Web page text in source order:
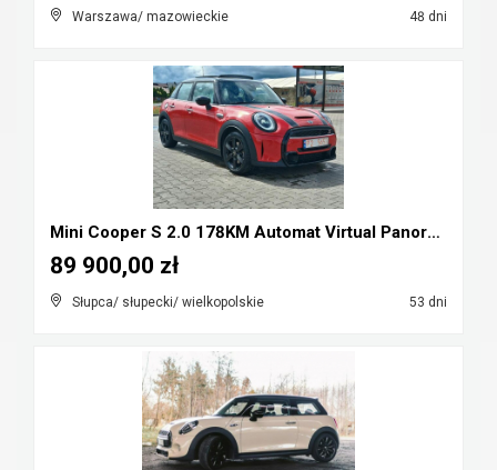
Warszawa/ mazowieckie 48 dni
Mini Cooper S 2.0 178KM Automat Virtual Panorama F...
Słupca/ słupecki/ wielkopolskie 53 dni
89 900,00 zł